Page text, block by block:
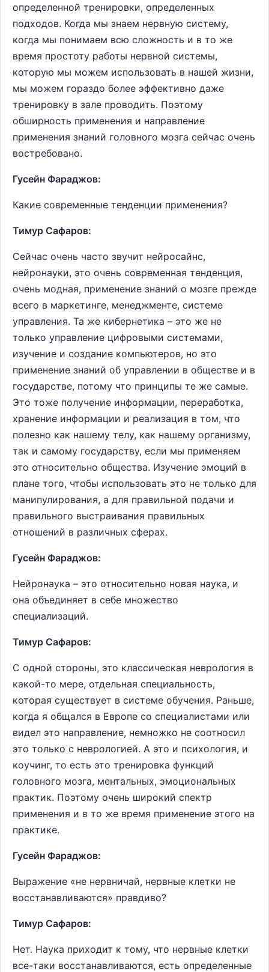
определенной тренировки, определенных
подходов. Когда мы знаем нервную систему,
когда мы понимаем всю сложность и в то же
время простоту работы нервной системы,
которую мы можем использовать в нашей жизни,
мы можем гораздо более эффективно даже
тренировку в зале проводить. Поэтому
обширность применения и направление
применения знаний головного мозга сейчас очень
востребовано.
Гусейн Фараджов:
Какие современные тенденции применения?
Тимур Сафаров:
Сейчас очень часто звучит нейросайнс,
нейронауки, это очень современная тенденция,
очень модная, применение знаний о мозге прежде
всего в маркетинге, менеджменте, системе
управления. Та же кибернетика – это же не
только управление цифровыми системами,
изучение и создание компьютеров, но это
применение знаний об управлении в обществе и в
государстве, потому что принципы те же самые.
Это тоже получение информации, переработка,
хранение информации и реализация в том, что
полезно как нашему телу, как нашему организму,
так и самому государству, если мы применяем
это относительно общества. Изучение эмоций в
плане того, чтобы использовать это не только для
манипулирования, а для правильной подачи и
правильного выстраивания правильных
отношений в различных сферах.
Гусейн Фараджов:
Нейронаука – это относительно новая наука, и
она объединяет в себе множество
специализаций.
Тимур Сафаров:
С одной стороны, это классическая неврология в
какой-то мере, отдельная специальность,
которая существует в системе обучения. Раньше,
когда я общался в Европе со специалистами или
видел это направление, немножко не соотносил
это только с неврологией. А это и психология, и
коучинг, то есть это тренировка функций
головного мозга, ментальных, эмоциональных
практик. Поэтому очень широкий спектр
применения и в то же время применение этого на
практике.
Гусейн Фараджов:
Выражение «не нервничай, нервные клетки не
восстанавливаются» правдиво?
Тимур Сафаров:
Нет. Наука приходит к тому, что нервные клетки
все-таки восстанавливаются, есть определенные